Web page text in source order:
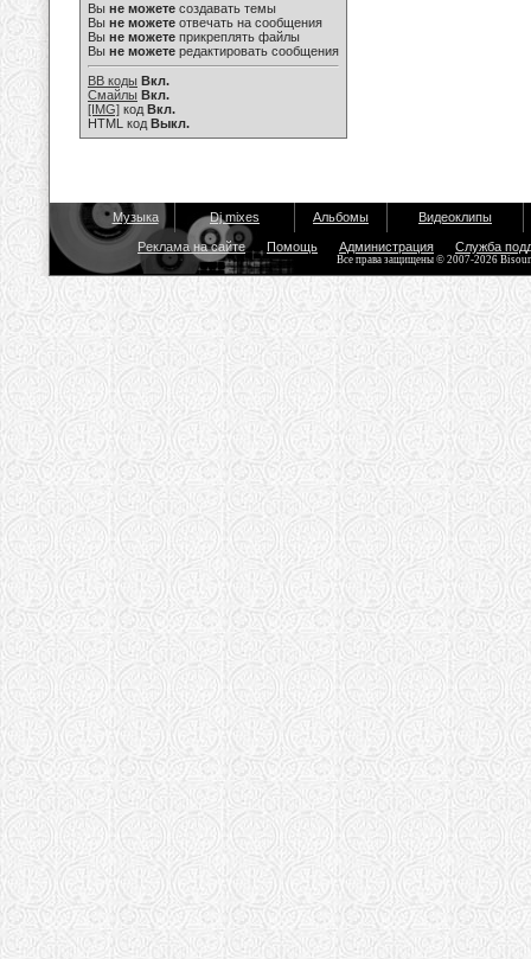
Вы не можете создавать темы
Вы не можете отвечать на сообщения
Вы не можете прикреплять файлы
Вы не можете редактировать сообщения
BB коды Вкл.
Смайлы Вкл.
[IMG] код Вкл.
HTML код Выкл.
Музыка Dj mixes Альбомы Видеоклипы
Реклама на сайте Помощь Администрация Служба
Все права защищены © 2007-2026